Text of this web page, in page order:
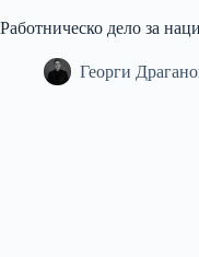
Работническо дело за
Георги